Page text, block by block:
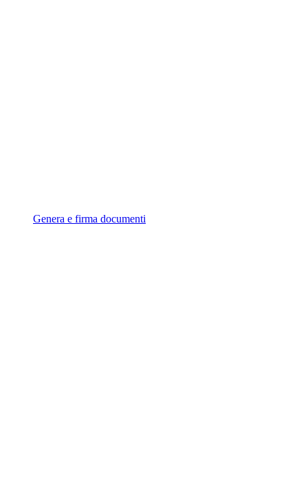
Genera e firma documenti